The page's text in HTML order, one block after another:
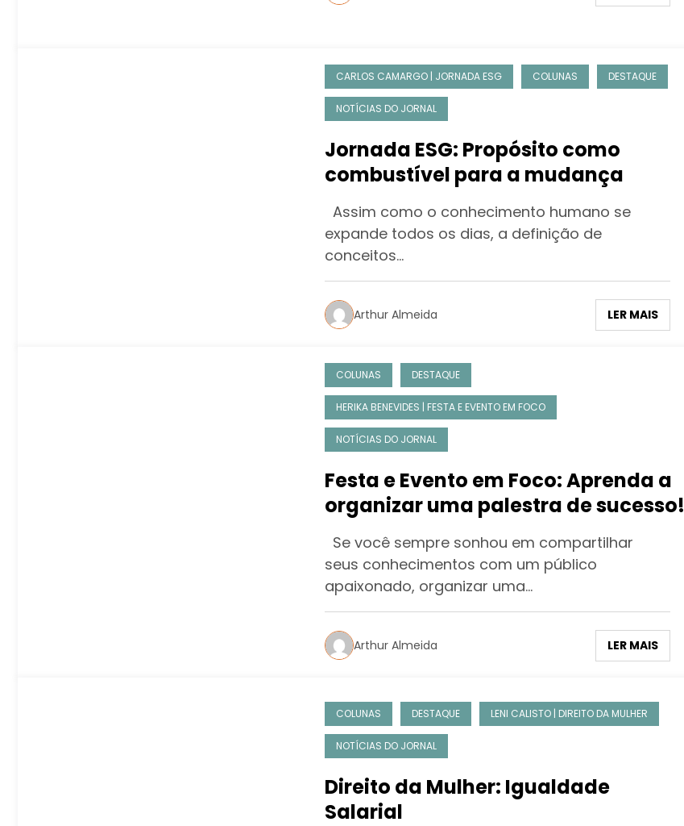
CARLOS CAMARGO | JORNADA ESG COLUNAS DESTAQUE
NOTÍCIAS DO JORNAL
Jornada ESG: Propósito como
combustível para a mudança
Assim como o conhecimento humano se
expande todos os dias, a definição de
conceitos…
Arthur Almeida LER MAIS
COLUNAS DESTAQUE
HERIKA BENEVIDES | FESTA E EVENTO EM FOCO
NOTÍCIAS DO JORNAL
Festa e Evento em Foco: Aprenda a
organizar uma palestra de sucesso!
Se você sempre sonhou em compartilhar
seus conhecimentos com um público
apaixonado, organizar uma…
Arthur Almeida LER MAIS
COLUNAS DESTAQUE LENI CALISTO | DIREITO DA MULHER
NOTÍCIAS DO JORNAL
Direito da Mulher: Igualdade
Salarial